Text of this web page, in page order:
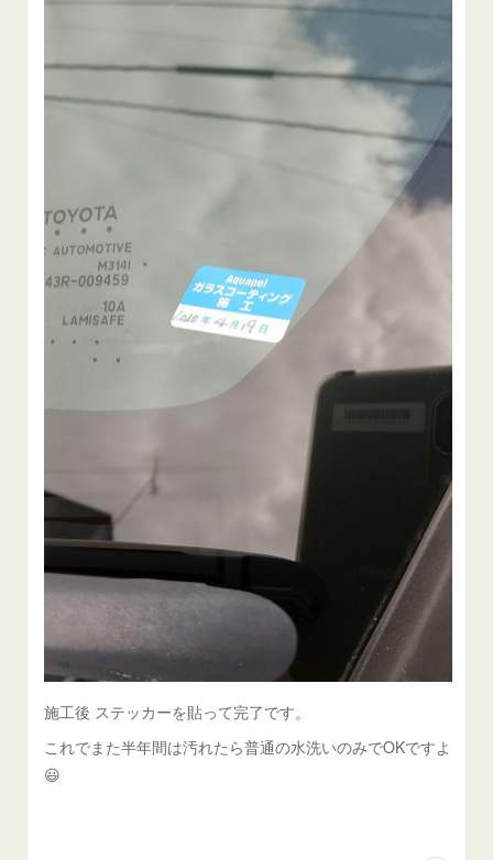
施工後 ステッカーを貼って完了です。
これでまた半年間は汚れたら普通の水洗いのみでOKですよ
😃